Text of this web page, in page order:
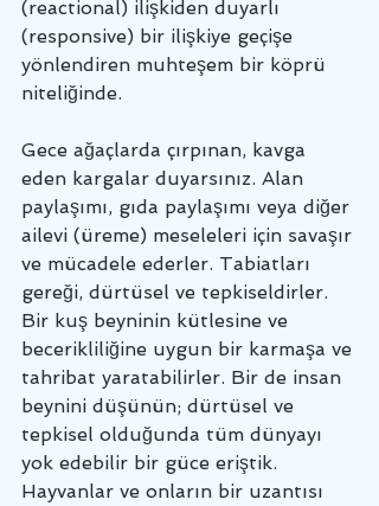
(reactional) ilişkiden duyarlı
(responsive) bir ilişkiye geçişe
yönlendiren muhteşem bir köprü
niteliğinde.
Gece ağaçlarda çırpınan, kavga
eden kargalar duyarsınız. Alan
paylaşımı, gıda paylaşımı veya diğer
ailevi (üreme) meseleleri için savaşır
ve mücadele ederler. Tabiatları
gereği, dürtüsel ve tepkiseldirler.
Bir kuş beyninin kütlesine ve
becerikliliğine uygun bir karmaşa ve
tahribat yaratabilirler. Bir de insan
beynini düşünün; dürtüsel ve
tepkisel olduğunda tüm dünyayı
yok edebilir bir güce eriştik.
Hayvanlar ve onların bir uzantısı